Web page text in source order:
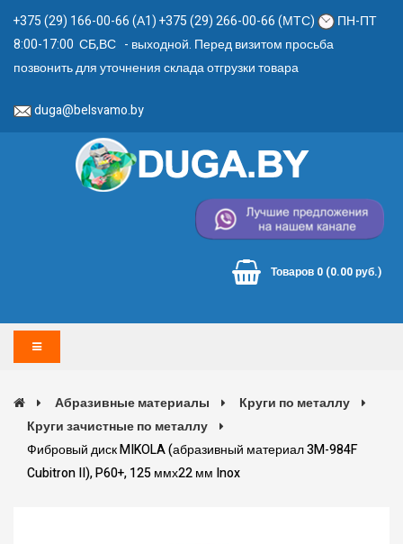
+375 (29) 166-00-66 (А1) +375 (29) 266-00-66 (МТС)
ПН-ПТ
8:00-17:00 СБ,ВС - выходной. Перед визитом просьба
позвонить для уточнения склада отгрузки товара
duga@belsvamo.by
Товаров 0 (0.00 руб.)
Абразивные материалы
Круги по металлу
Круги зачистные по металлу
Фибровый диск MIKOLA (абразивный материал 3M-984F
Cubitron II), P60+, 125 ммх22 мм Inox